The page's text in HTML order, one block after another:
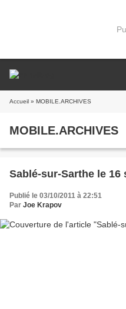
Accueil » MOBILE.ARCHIVES
MOBILE.ARCHIVES
Sablé-sur-Sarthe le 16
Publié le 03/10/2011 à 22:51
Par Joe Krapov